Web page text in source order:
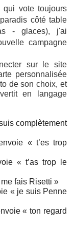
qui vote toujours
côté table
- glaces), j'ai
campagne
sur le site
personnalisée
de son choix, et
en langage
complètement
« t’es trop
« t’as trop le
fais Risetti »
« je suis Penne
« ton regard